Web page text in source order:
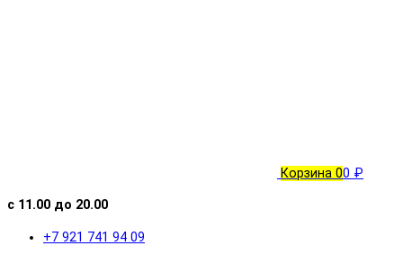
Корзина 00 ₽
с 11.00 до 20.00
+7 921 741 94 09